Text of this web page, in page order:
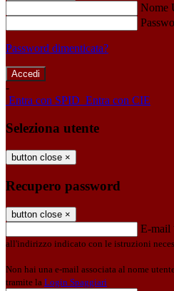
Nome
Password dimenticata?
-
Entra con SPID Entra con CIE
Seleziona utente
button close ×
Recupero password
button close ×
E-mail
all'indirizzo indicato con le istruzioni
Non hai una e-mail associata al nome
tramite la Login Spaggiari